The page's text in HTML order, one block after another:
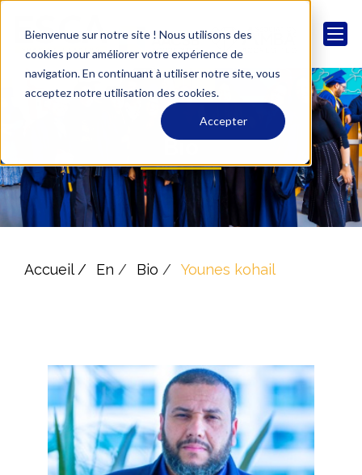
Bienvenue sur notre site ! Nous utilisons des
cookies pour améliorer votre expérience de
navigation. En continuant à utiliser notre site, vous
acceptez notre utilisation des cookies.
Accepter
Bio
Accueil / En / Bio / Younes kohail